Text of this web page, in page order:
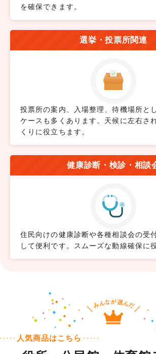
を確保できます。
選挙・投票所関連
投票所の案内、入場整理、待機場所と
ケースも多くあります。天候に左右さ
くりに役立ちます。
健康診断・検診・相談
住民向けの健康診断や各種相談会の受
して便利です。スムーズな動線確保に
人気商品はこちら